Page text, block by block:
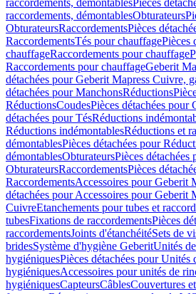
raccordements, démontablesPièces
raccordements, démontablesObturateurs
ObturateursRaccordementsPièces
RaccordementsTés pour chauffagePièces
chauffageRaccordements pour chauffage
Raccordements pour chauffageGeberit
détachées pour Geberit Mapress Cuivre,
détachées pour ManchonsRéductions
RéductionsCoudesPièces détachées pour
détachées pour TésRéductions
Réductions indémontablesRéductions et
démontablesPièces détachées pour
démontablesObturateursPièces détachées
ObturateursRaccordementsPièces
RaccordementsAccessoires pour Geberit
détachées pour Accessoires pour Geberit
CuivreEtanchements pour tubes et
tubesFixations de raccordementsPièces
raccordementsJoints d'étanchéitéSets de
bridesSystème d'hygiène GeberitUnités
hygiéniquesPièces détachées pour Unités
hygiéniquesAccessoires pour unités de
hygiéniquesCapteursCâblesCouvertures